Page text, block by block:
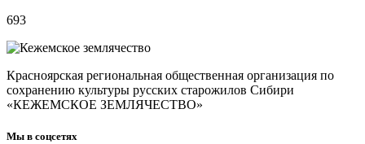
693
Красноярская региональная общественная организация по
сохранению культуры русских старожилов Сибири
«КЕЖЕМСКОЕ ЗЕМЛЯЧЕСТВО»
Мы в соцсетях